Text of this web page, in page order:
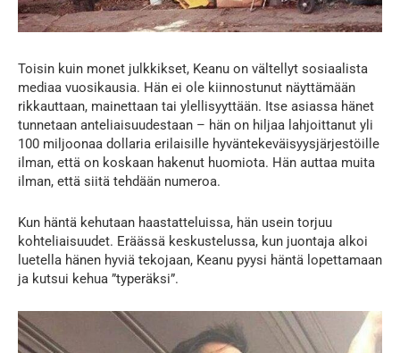
Toisin kuin monet julkkikset, Keanu on vältellyt sosiaalista
mediaa vuosikausia. Hän ei ole kiinnostunut näyttämään
rikkauttaan, mainettaan tai ylellisyyttään. Itse asiassa hänet
tunnetaan anteliaisuudestaan – hän on hiljaa lahjoittanut yli
100 miljoonaa dollaria erilaisille hyväntekeväisyysjärjestöille
ilman, että on koskaan hakenut huomiota. Hän auttaa muita
ilman, että siitä tehdään numeroa.
Kun häntä kehutaan haastatteluissa, hän usein torjuu
kohteliaisuudet. Eräässä keskustelussa, kun juontaja alkoi
luetella hänen hyviä tekojaan, Keanu pyysi häntä lopettamaan
ja kutsui kehua ”typeräksi”.